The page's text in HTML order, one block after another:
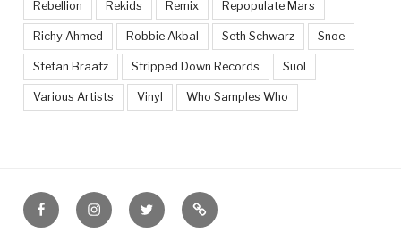
Rebellion Rekids Remix Repopulate Mars
Richy Ahmed Robbie Akbal Seth Schwarz Snoe
Stefan Braatz Stripped Down Records Suol
Various Artists Vinyl Who Samples Who
FacebookInstagramTwitter Feed